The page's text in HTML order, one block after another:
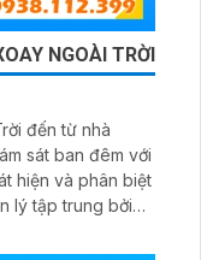
NGOÀI TRỜI
đến từ nhà
sát ban đêm với
hiện và phân biệt
lý tập trung bởi